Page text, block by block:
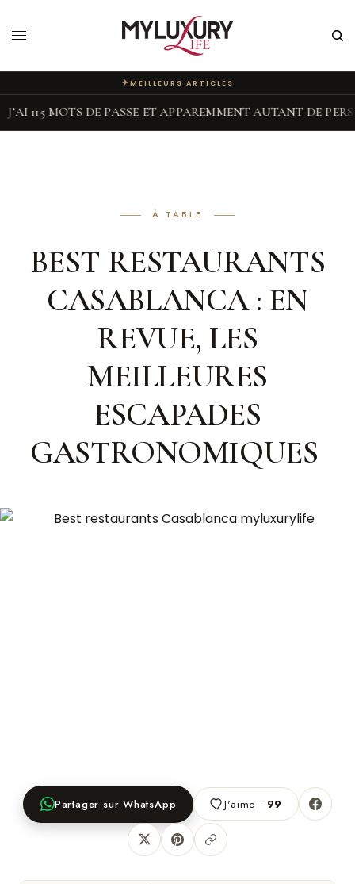
✦MEILLEURS ARTICLES
DE PASSE ET APPAREMMENT AUTANT DE
À TABLE
BEST RESTAURANTS
CASABLANCA : EN
REVUE, LES
MEILLEURES
ESCAPADES
GASTRONOMIQUES
Partager sur WhatsApp J'aime · 99